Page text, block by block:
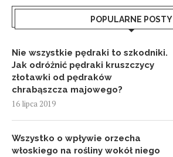
POPULARNE POSTY
Nie wszystkie pędraki to szkodniki.
Jak odróżnić pędraki kruszczycy
złotawki od pędraków
chrabąszcza majowego?
16 lipca 2019
Wszystko o wpływie orzecha
włoskiego na rośliny wokół niego